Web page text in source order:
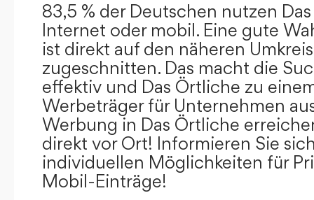
83,5 % der Deutschen nutzen
Internet oder mobil. Eine gute
ist direkt auf den näheren
zugeschnitten. Das macht die
effektiv und Das Örtliche zu
Werbeträger für Unternehmen
Werbung in Das Örtliche
direkt vor Ort! Informieren Sie
individuellen Möglichkeiten für
Mobil-Einträge!